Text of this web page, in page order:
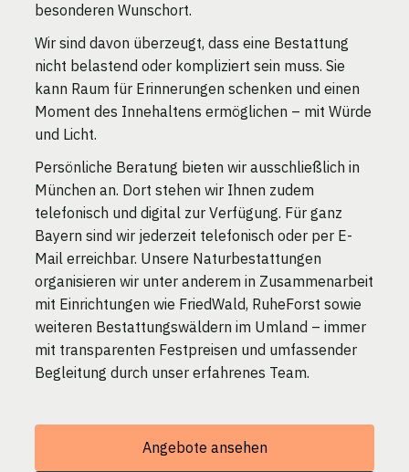
besonderen Wunschort.
Wir sind davon überzeugt, dass eine Bestattung
nicht belastend oder kompliziert sein muss. Sie
kann Raum für Erinnerungen schenken und einen
Moment des Innehaltens ermöglichen – mit Würde
und Licht.
Persönliche Beratung bieten wir ausschließlich in
München an. Dort stehen wir Ihnen zudem
telefonisch und digital zur Verfügung. Für ganz
Bayern sind wir jederzeit telefonisch oder per E-
Mail erreichbar. Unsere Naturbestattungen
organisieren wir unter anderem in Zusammenarbeit
mit Einrichtungen wie FriedWald, RuheForst sowie
weiteren Bestattungswäldern im Umland – immer
mit transparenten Festpreisen und umfassender
Begleitung durch unser erfahrenes Team.
Angebote ansehen